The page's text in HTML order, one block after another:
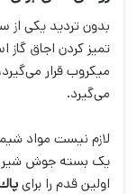
بدون تردید یکی از
تمیز کردن اجاق
میکروب قرار
می‌گیرد.
لازم نیست مواد
یک بسته جوش
اولین قدم را برای